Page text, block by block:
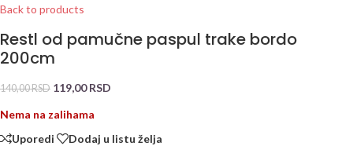
Back to products
Restl od pamučne paspul trake bordo
200cm
140,00RSD 119,00RSD
Nema na zalihama
Uporedi
Dodaj u listu želja